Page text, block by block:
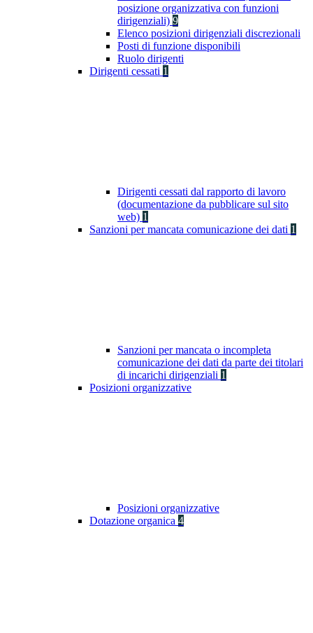
posizione organizzativa con funzioni
dirigenziali) 9
Elenco posizioni dirigenziali discrezionali
Posti di funzione disponibili
Ruolo dirigenti
Dirigenti cessati 1
Dirigenti cessati dal rapporto di lavoro
(documentazione da pubblicare sul sito
web) 1
Sanzioni per mancata comunicazione dei dati 1
Sanzioni per mancata o incompleta
comunicazione dei dati da parte dei titolari
di incarichi dirigenziali 1
Posizioni organizzative
Posizioni organizzative
Dotazione organica 4